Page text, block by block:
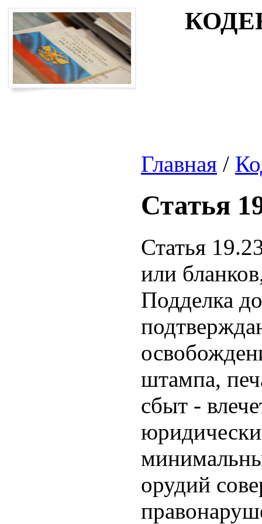
Главная /
Статья
Статья
или
Подделка
штампа,
сбыт -
орудий